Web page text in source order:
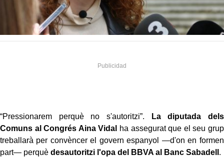
“Pressionarem perquè no s'autoritzi”.
La diputada dels
Comuns al Congrés Aina Vidal
ha assegurat que el seu grup
treballarà per convèncer el govern espanyol —d'on en formen
part— perquè desautoritzi l'opa del BBVA al Banc Sabadell .